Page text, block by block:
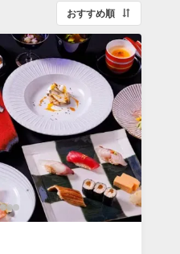
おすすめ順